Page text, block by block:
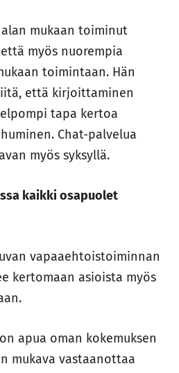
mukaan toiminut
myös nuorempia
toimintaan. Hän
että kirjoittaminen
tapa kertoa
Chat-palvelua
myös syksyllä.
kaikki osapuolet
vapaaehtoistoiminnan
kertomaan asioista myös
apua oman kokemuksen
mukava vastaanottaa